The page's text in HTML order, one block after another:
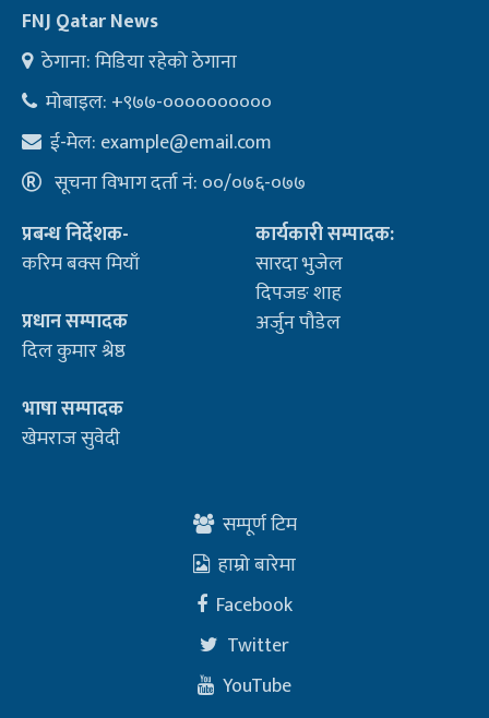
FNJ Qatar News
ठेगाना: मिडिया रहेको ठेगाना
मोबाइल: +९७७-००००००००००
ई-मेल: example@email.com
सूचना विभाग दर्ता नं: ००/०७६-०७७
प्रबन्ध निर्देशक-
करिम बक्स मियाँ
प्रधान सम्पादक
दिल कुमार श्रेष्ठ
भाषा सम्पादक
खेमराज सुवेदी
कार्यकारी सम्पादक:
सारदा भुजेल
दिपजङ शाह
अर्जुन पौडेल
सम्पूर्ण टिम
हाम्रो बारेमा
Facebook
Twitter
YouTube